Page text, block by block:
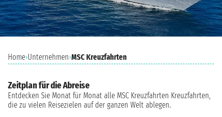
Home›Unternehmen›MSC Kreuzfahrten
Zeitplan für die Abreise
Entdecken Sie Monat für Monat alle MSC Kreuzfahrten Kreuzfahrten,
die zu vielen Reisezielen auf der ganzen Welt ablegen.